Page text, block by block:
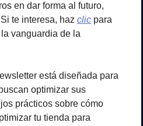
en dar forma al futuro,
te interesa, haz clic para
vanguardia de la
está diseñada para
optimizar sus
prácticos sobre cómo
tu tienda para